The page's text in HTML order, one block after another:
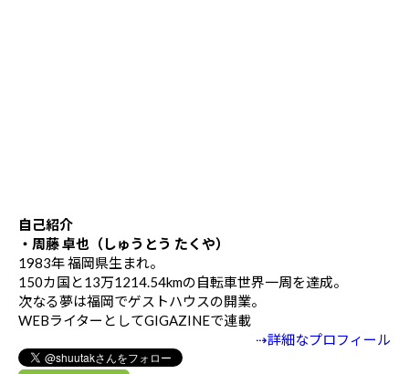
自己紹介
・周藤 卓也（しゅうとう たくや）
1983年 福岡県生まれ。
150カ国と13万1214.54kmの自転車世界一周を達成。
次なる夢は福岡でゲストハウスの開業。
WEBライターとしてGIGAZINEで連載
⇢詳細なプロフィール